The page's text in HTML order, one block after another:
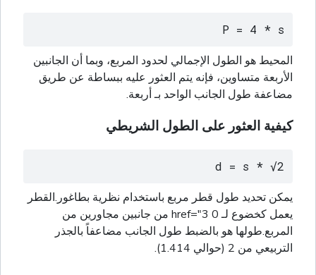
P = 4 * s
المحيط هو الطول الإجمالي لحدود المربع، وبما أن الجانبين
الأربعة متساوين، فإنه يتم العثور عليه ببساطة عن طريق
مضاعفة طول الجانب الواحد بـ أربعة.
كيفية العثور على الطول الشريطي
d = s * √2
يمكن تحديد طول قطر مربع باستخدام نظرية بطاغور.القطر
يعمل كخضوع لـ 0 href="3 من جانبين مجاورين من
المربع.طولها هو بالضبط طول الجانب مضاعفاً بالجذر
التربيعي من 2 (حوالي 1.414).